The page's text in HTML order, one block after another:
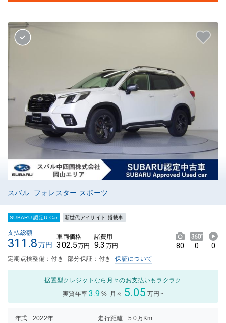
スバル フォレスター スポーツ
SUBARU 認定U-Car 新世代アイサイト 搭載車
支払総額
311.8万円
車両価格
302.5万円
諸費用
9.3 万円 80 0 0
定期点検整備：付き 部分保証：付き 保証について
据置型クレジットなら月々のお支払いもラクラク
実質年率 3.9 % 月々 5.05 万円~
年式 2022年 走行距離
5.0万Km